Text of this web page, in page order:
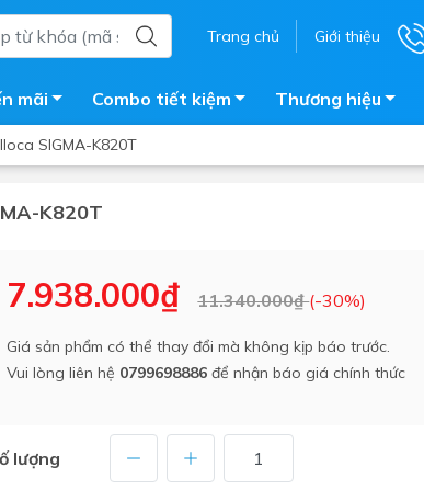
Trang chủ Giới thiệu
nóng điện
trời
Bồn bảo ôn
Bồn nhựa tự hoại
Vòi pha nóng lạnh
Vật tư
mãi Combo tiết kiệm Thương hiệu
SIGMA-K820T
K820T
7.938.000₫ 11.340.000₫(-30%)
Giá sản phẩm có thể thay đổi mà không kịp báo trước.
Vui lòng liên hệ 0799698886 để nhận báo giá chính thức
lượng